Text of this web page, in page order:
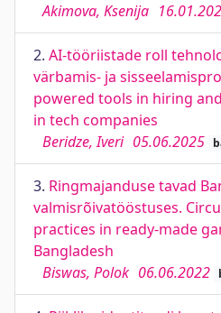
Akimova, Ksenija
2. AI-tööriistade roll
värbamis- ja
powered tools in hiring
in tech companies
Beridze, Iveri 05.06.2025
3. Ringmajanduse tavad
valmisrõivatööstuses.
practices in ready-made
Bangladesh
Biswas, Polok 06.06.2022